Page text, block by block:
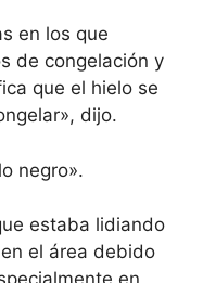
en los que
de congelación y
que el hielo se
dijo.
negro».
estaba lidiando
el área debido
en